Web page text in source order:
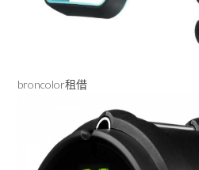
broncolor租借